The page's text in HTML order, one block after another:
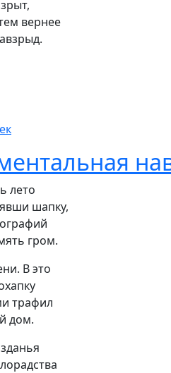
вернее
лето
шапку,
гром.
B это
трафил
дом.